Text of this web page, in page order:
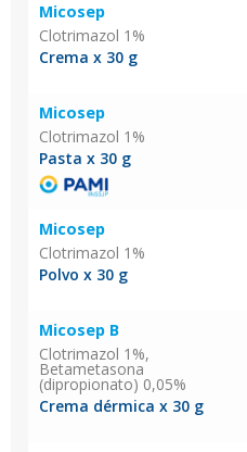
Micosep
Clotrimazol 1%
Crema x 30 g
Micosep
Clotrimazol 1%
Pasta x 30 g
Micosep
Clotrimazol 1%
Polvo x 30 g
Micosep B
Clotrimazol 1%,
Betametasona
(dipropionato) 0,05%
Crema dérmica x 30 g